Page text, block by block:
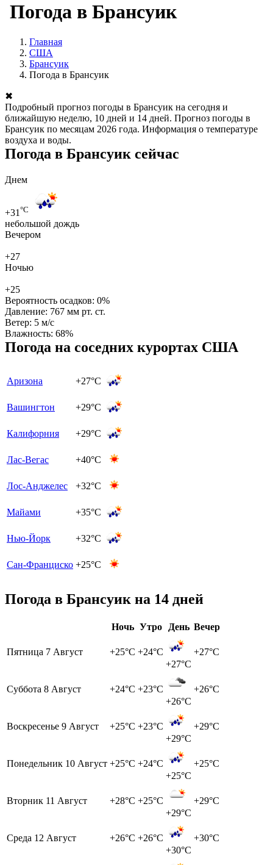
Погода в Брансуик
Главная
США
Брансуик
Погода в Брансуик
✖
Подробный прогноз погоды в Брансуик на сегодня и
ближайшую неделю, 10 дней и 14 дней. Прогноз погоды в
Брансуик по месяцам 2026 года. Информация о температуре
воздуха и воды.
Погода в Брансуик сейчас
Днем
+31 °C
небольшой дождь
Вечером
+27
Ночью
+25
Вероятность осадков: 0%
Давление: 767 мм рт. ст.
Ветер: 5 м/с
Влажность: 68%
Погода на соседних курортах США
Аризона +27°C
Вашингтон +29°C
Калифорния +29°C
Лас-Вегас +40°C
Лос-Анджелес +32°C
Майами +35°C
Нью-Йорк +32°C
Сан-Франциско +25°C
Погода в Брансуик на 14 дней
Ночь Утро День Вечер
Пятница 7 Август +25°C +24°C
+27°C
+27°C
Суббота 8 Август +24°C +23°C
+26°C
+26°C
Воскресенье 9 Август +25°C +23°C
+29°C
+29°C
Понедельник 10 Август +25°C +24°C
+25°C
+25°C
Вторник 11 Август +28°C +25°C
+29°C
+29°C
Среда 12 Август +26°C +26°C
+30°C
+30°C